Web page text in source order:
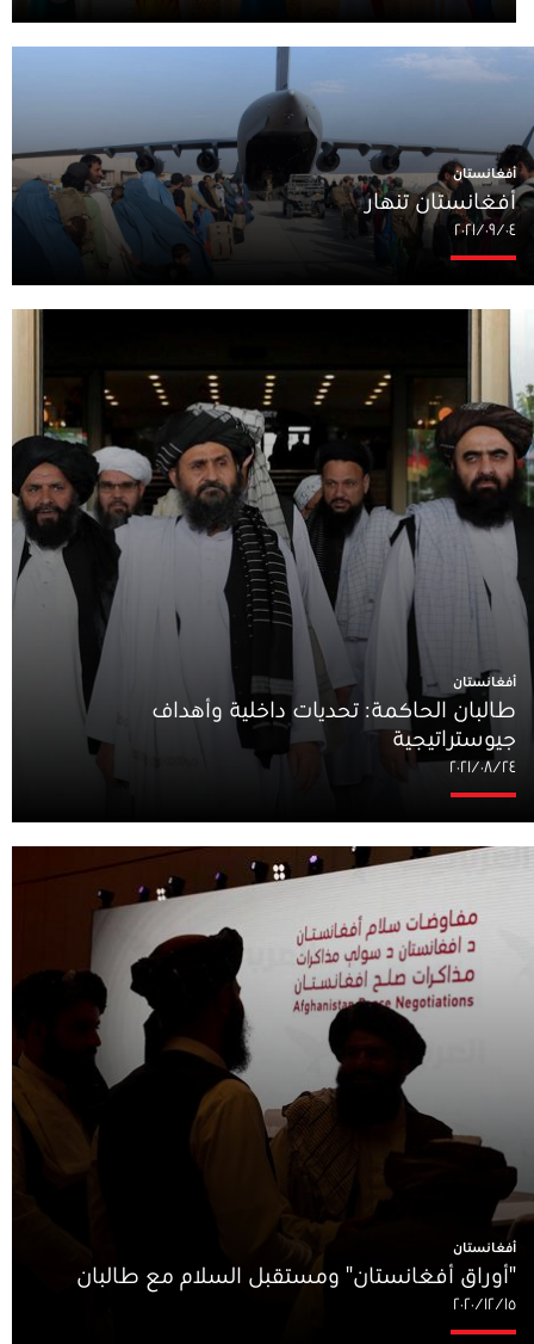
أفغانستان
أفغانستان تنهار
٠٤‏/٠٩‏/٢٠٢١
أفغانستان
طالبان الحاكمة: تحديات داخلية وأهداف
جيوستراتيجية
٢٤‏/٠٨‏/٢٠٢١
أفغانستان
"أوراق أفغانستان" ومستقبل السلام مع طالبان
١٥‏/١٢‏/٢٠٢٠